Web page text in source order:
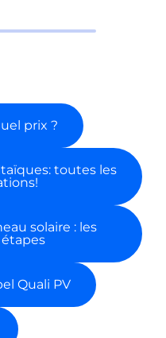
prix ?
toutes les
solaire : les
Quali PV